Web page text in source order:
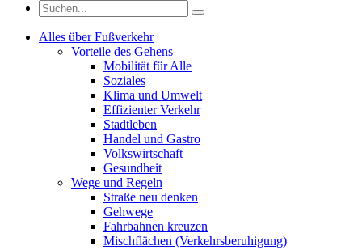
Alles über Fußverkehr
Vorteile des Gehens
Mobilität für Alle
Soziales
Klima und Umwelt
Effizienter Verkehr
Stadtleben
Handel und Gastro
Volkswirtschaft
Gesundheit
Wege und Regeln
Straße neu denken
Gehwege
Fahrbahnen kreuzen
Mischflächen (Verkehrsberuhigung)